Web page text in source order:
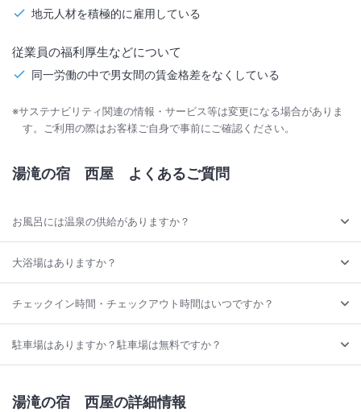
地元人材を積極的に雇用している
従業員の福利厚生などについて
同一労働の中で男女間の賃金格差をなくしている
※サステナビリティ関連の情報・サービス等は変更になる場合がありま
す。ご利用の際はお客様ご自身で事前にご確認ください。
湯滝の宿 西屋 よくあるご質問
お風呂には温泉の供給がありますか？
大浴場はありますか？
チェックイン時間・チェックアウト時間はいつですか？
駐車場はありますか？駐車場は無料ですか？
湯滝の宿 西屋の詳細情報